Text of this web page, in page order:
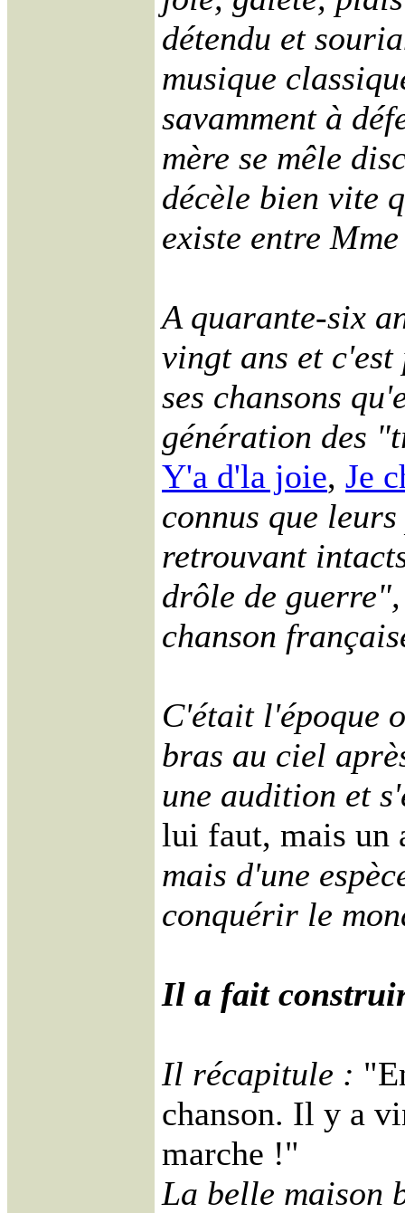
détendu et
musique
savamment à
mère se mêle
décèle bien vite
existe entre
A quarante-six
vingt ans et
ses chansons
génération des
Y'a d'la joie, Je
connus que
retrouvant
drôle de
chanson
C'était l'époque
bras au ciel
une audition et
lui faut, mais un
mais d'une
conquérir le
Il a fait
Il récapitule :
chanson. Il y a
marche !"
La belle maison